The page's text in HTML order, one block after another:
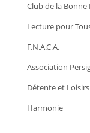
Club de la
Lecture pour
F.N.A.C.A.
Association
Détente et Loisirs
Harmonie